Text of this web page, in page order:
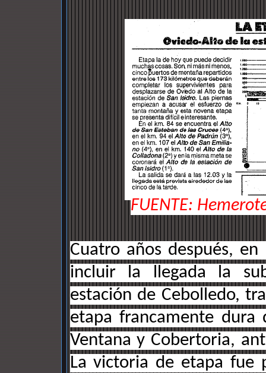
FUENTE:
Cuatro años después,
incluir la llegada la
estación de Cebolledo,
etapa francamente dura
Ventana y Cobertoria,
La victoria de etapa fue